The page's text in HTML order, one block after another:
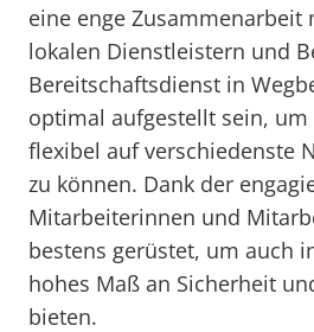
eine enge Zusammenarbeit
lokalen Dienstleistern und
Bereitschaftsdienst in
optimal aufgestellt sein,
flexibel auf verschiedenste
zu können. Dank der
Mitarbeiterinnen und
bestens gerüstet, um auch
hohes Maß an Sicherheit
bieten.